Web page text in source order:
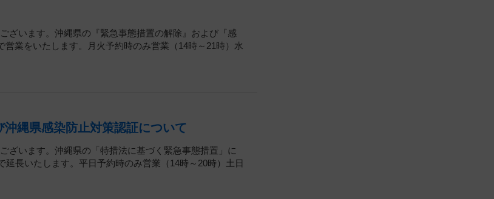
ざいます。沖縄県の『緊急事態措置の解除』および『感
業をいたします。月火予約時のみ営業（14時～21時）水
沖縄県感染防止対策認証について
ざいます。沖縄県の「特措法に基づく緊急事態措置」に
長いたします。平日予約時のみ営業（14時～20時）土日